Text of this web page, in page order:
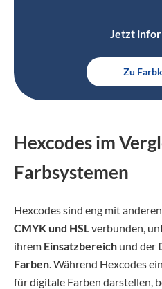
Jetzt
Zu
Hexcodes im
Farbsystemen
Hexcodes sind eng mit anderen
CMYK und HSLverbunden,
ihrem Einsatzbereich und der
Farben. Während Hexcodes
für digitale Farben darstellen,